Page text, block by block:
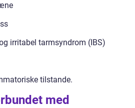
irritabel tarmsyndrom (IBS)
tilstande.
med